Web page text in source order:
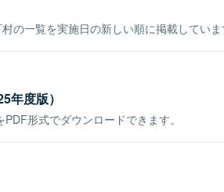
の一覧を実施日の新しい順に掲載していま
年度版）
形式でダウンロードできます。